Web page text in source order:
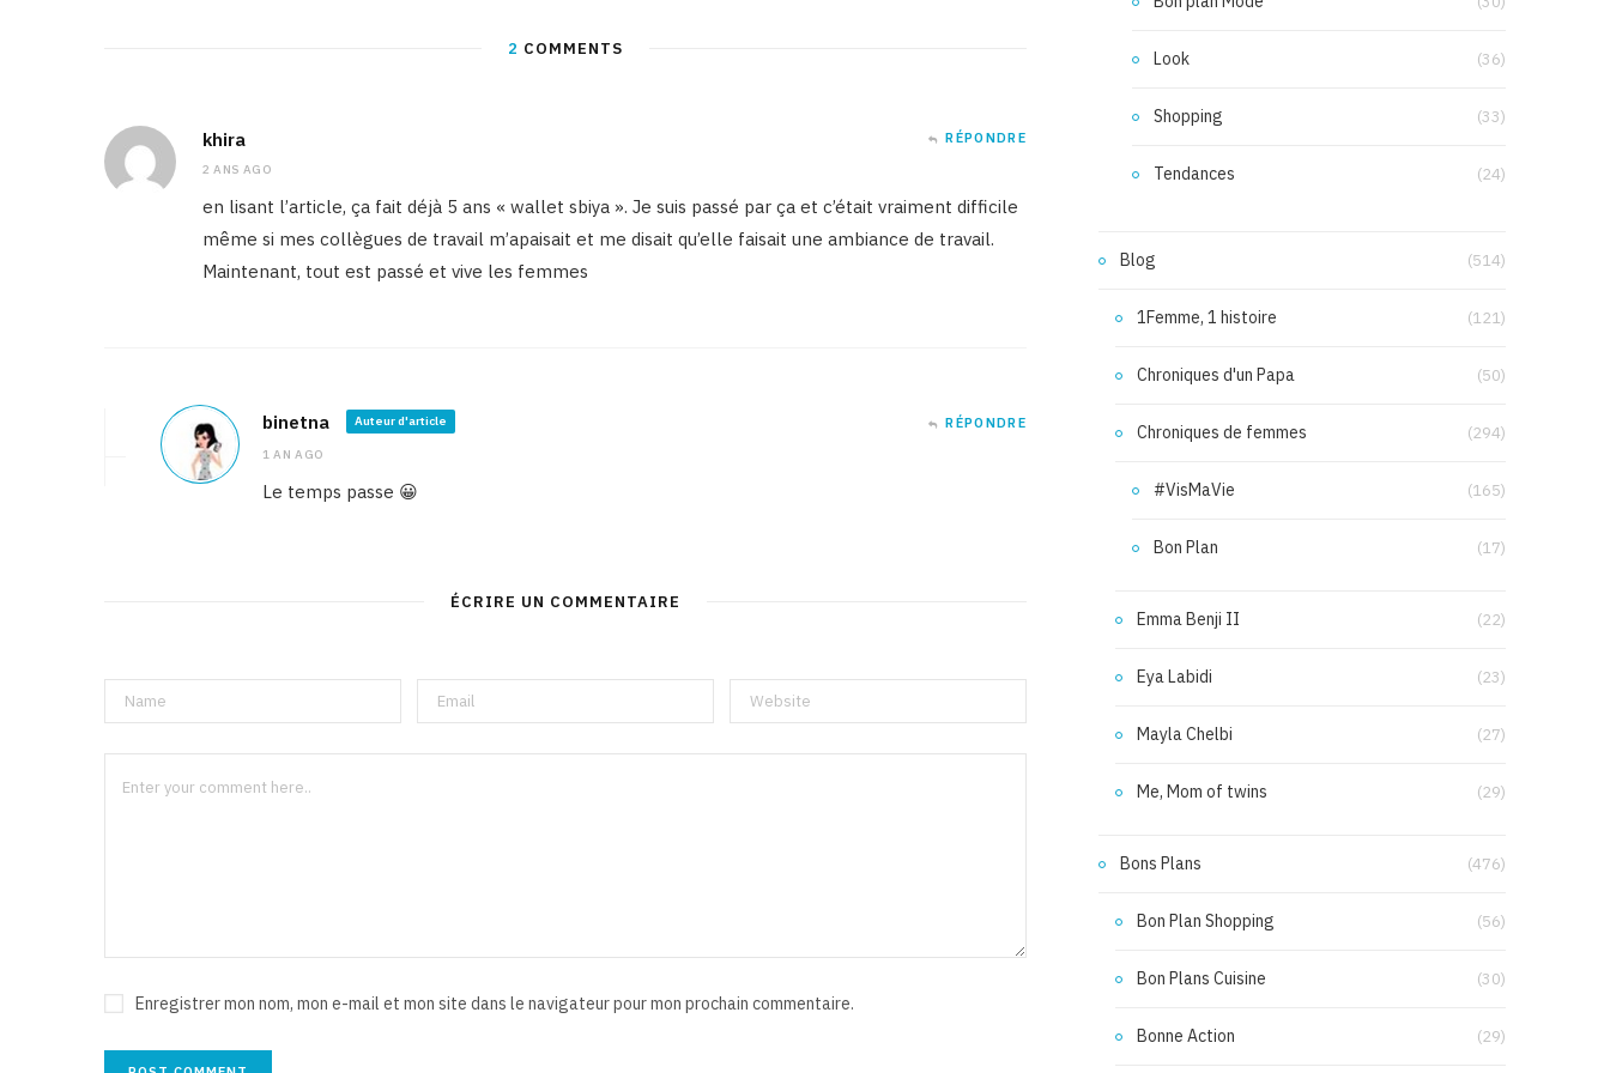
2 COMMENTS
khira
2 ANS AGO
RÉPONDRE
en lisant l’article, ça fait déjà 5 ans « wallet sbiya ». Je suis passé par ça et c’était vraiment difficile
même si mes collègues de travail m’apaisait et me disait qu’elle faisait une ambiance de travail.
Maintenant, tout est passé et vive les femmes
binetna Auteur d'article
1 AN AGO
RÉPONDRE
Le temps passe 😀
ÉCRIRE UN COMMENTAIRE
Enregistrer mon nom, mon e-mail et mon site dans le navigateur pour mon prochain commentaire.
Look (36)
Shopping (33)
Tendances (24)
Blog (514)
1Femme, 1 histoire (121)
Chroniques d'un Papa (50)
Chroniques de femmes (294)
#VisMaVie (165)
Bon Plan (17)
Emma Benji II (22)
Eya Labidi (23)
Mayla Chelbi (27)
Me, Mom of twins (29)
Bons Plans (476)
Bon Plan Shopping (56)
Bon Plans Cuisine (30)
Bonne Action (29)